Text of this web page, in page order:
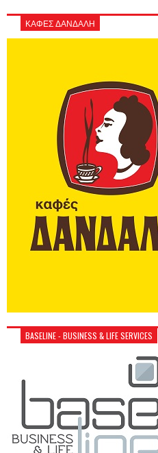
ΚΑΦΕΣ ΔΑΝΔΑΛΗ
BASELINE - BUSINESS & LIFE SERVICES